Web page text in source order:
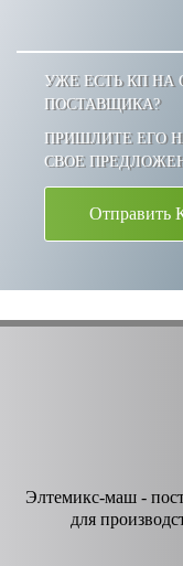
УЖЕ ЕСТЬ КП НА
ПОСТАВЩИКА?
ПРИШЛИТЕ ЕГО
СВОЕ
Отправить
Элтемикс-маш -
для